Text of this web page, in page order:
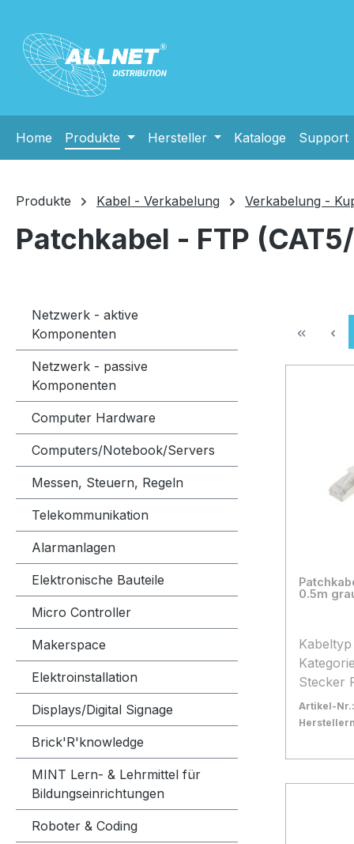
Home Produkte Hersteller Kataloge Support
Produkte Kabel - Verkabelung Verkabelung -
Patchkabel - FTP
Netzwerk - aktive
Komponenten
Netzwerk - passive
Komponenten
Computer Hardware
Computers/Notebook/Servers
Messen, Steuern, Regeln
Telekommunikation
Alarmanlagen
Elektronische Bauteile
Micro Controller
Makerspace
Elektroinstallation
Displays/Digital Signage
Brick'R'knowledge
MINT Lern- & Lehrmittel für
Bildungseinrichtungen
Roboter & Coding
0.5m
Kabeltyp FTP (Folienschirm, PVC)
Kategorie 5E Anschluss Seite A
Stecker
Seite B Stecker RJ45 mit
0.5 m Kabelfarbe grau
Artikel-Nr.:
In den